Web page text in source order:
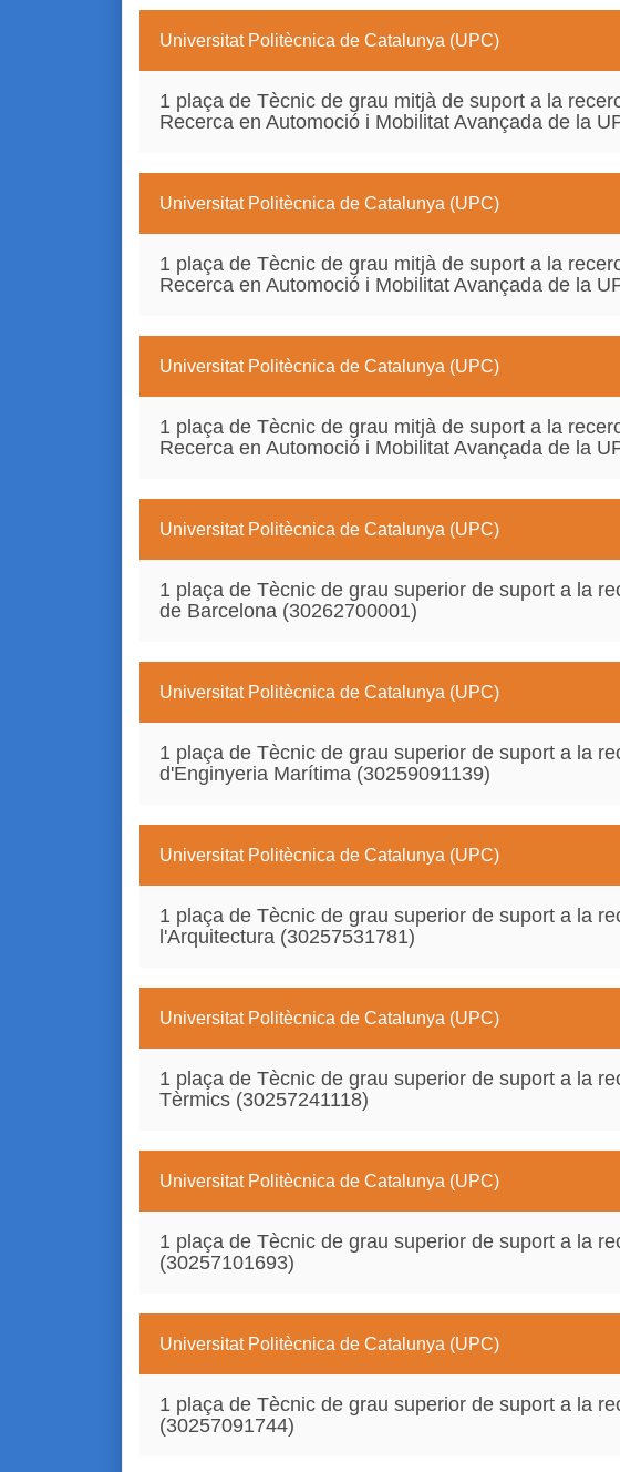
Universitat Politècnica de Catalunya (UPC)
1 plaça de Tècnic de grau mitjà de suport a la
Recerca en Automoció i Mobilitat Avançada de la
Universitat Politècnica de Catalunya (UPC)
1 plaça de Tècnic de grau mitjà de suport a la
Recerca en Automoció i Mobilitat Avançada de la
Universitat Politècnica de Catalunya (UPC)
1 plaça de Tècnic de grau mitjà de suport a la
Recerca en Automoció i Mobilitat Avançada de la
Universitat Politècnica de Catalunya (UPC)
1 plaça de Tècnic de grau superior de suport a la
de Barcelona (30262700001)
Universitat Politècnica de Catalunya (UPC)
1 plaça de Tècnic de grau superior de suport a la
d'Enginyeria Marítima (30259091139)
Universitat Politècnica de Catalunya (UPC)
1 plaça de Tècnic de grau superior de suport a la
l'Arquitectura (30257531781)
Universitat Politècnica de Catalunya (UPC)
1 plaça de Tècnic de grau superior de suport a la
Tèrmics (30257241118)
Universitat Politècnica de Catalunya (UPC)
1 plaça de Tècnic de grau superior de suport a la
(30257101693)
Universitat Politècnica de Catalunya (UPC)
1 plaça de Tècnic de grau superior de suport a la
(30257091744)